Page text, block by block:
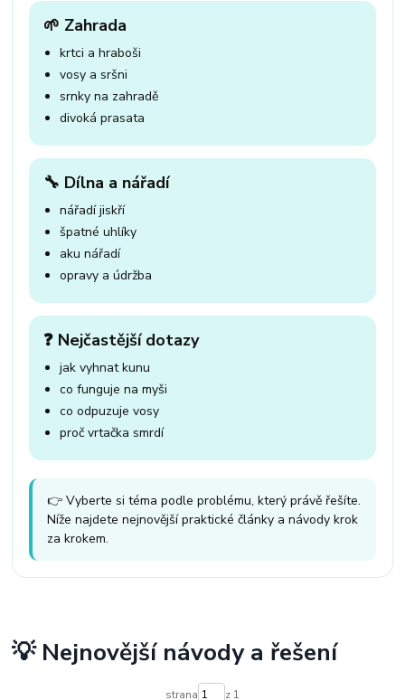
🌱 Zahrada
krtci a hraboši
vosy a sršni
srnky na zahradě
divoká prasata
🔧 Dílna a nářadí
nářadí jiskří
špatné uhlíky
aku nářadí
opravy a údržba
❓ Nejčastější dotazy
jak vyhnat kunu
co funguje na myši
co odpuzuje vosy
proč vrtačka smrdí
👉 Vyberte si téma podle problému, který právě řešíte.
Níže najdete nejnovější praktické články a návody krok
za krokem.
💡 Nejnovější návody a řešení
strana z 1